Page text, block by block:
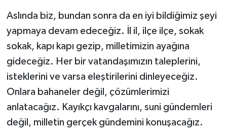
Aslında biz, bundan sonra da en iyi bildiğimiz şeyi
yapmaya devam edeceğiz. İl il, ilçe ilçe, sokak
sokak, kapı kapı gezip, milletimizin ayağına
gideceğiz. Her bir vatandaşımızın taleplerini,
isteklerini ve varsa eleştirilerini dinleyeceğiz.
Onlara bahaneler değil, çözümlerimizi
anlatacağız. Kayıkçı kavgalarını, suni gündemleri
değil, milletin gerçek gündemini konuşacağız.